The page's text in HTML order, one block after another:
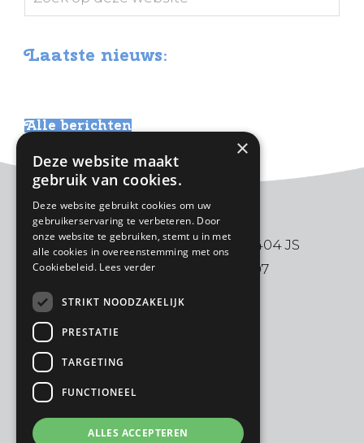
op
website
Laatste nieuws:
Alle berichten
De Ark | Aalbersestraat 2 | 3404 JS
IJsselstein | 030-6880997
×
Deze website maakt
gebruik van cookies.
Deze website gebruikt cookies om uw
gebruikerservaring te verbeteren. Door
onze website te gebruiken, stemt u in met
alle cookies in overeenstemming met ons
Cookiebeleid. Lees verder
STRIKT NOODZAKELIJK
PRESTATIE
TARGETING
FUNCTIONEEL
ALLES ACCEPTEREN